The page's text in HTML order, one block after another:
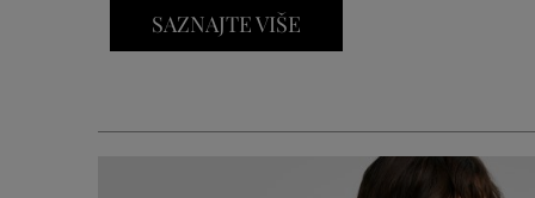
SAZNAJTE VIŠE